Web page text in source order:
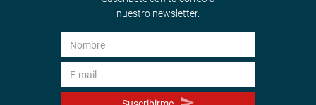
nuestro newsletter.